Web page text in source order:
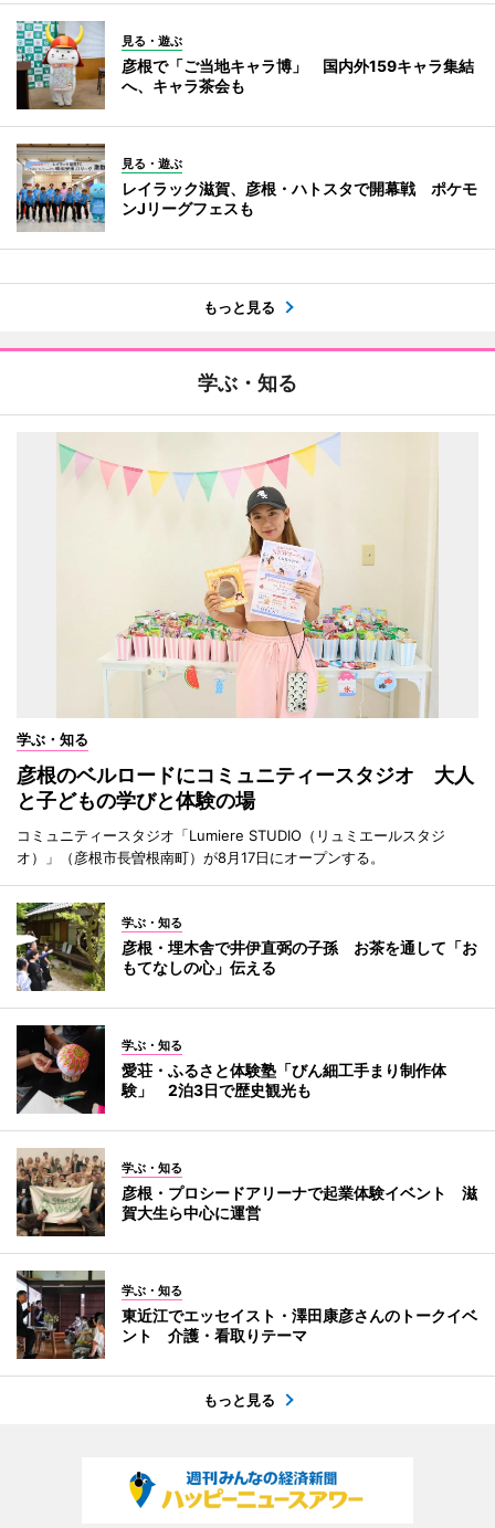
見る・遊ぶ
彦根で「ご当地キャラ博」 国内外159キャラ集結
へ、キャラ茶会も
見る・遊ぶ
レイラック滋賀、彦根・ハトスタで開幕戦 ポケモ
ンJリーグフェスも
もっと見る
学ぶ・知る
学ぶ・知る
彦根のベルロードにコミュニティースタジオ 大人
と子どもの学びと体験の場
コミュニティースタジオ「Lumiere STUDIO（リュミエールスタジ
オ）」（彦根市長曽根南町）が8月17日にオープンする。
学ぶ・知る
彦根・埋木舎で井伊直弼の子孫 お茶を通して「お
もてなしの心」伝える
学ぶ・知る
愛荘・ふるさと体験塾「びん細工手まり制作体
験」 2泊3日で歴史観光も
学ぶ・知る
彦根・プロシードアリーナで起業体験イベント 滋
賀大生ら中心に運営
学ぶ・知る
東近江でエッセイスト・澤田康彦さんのトークイベ
ント 介護・看取りテーマ
もっと見る